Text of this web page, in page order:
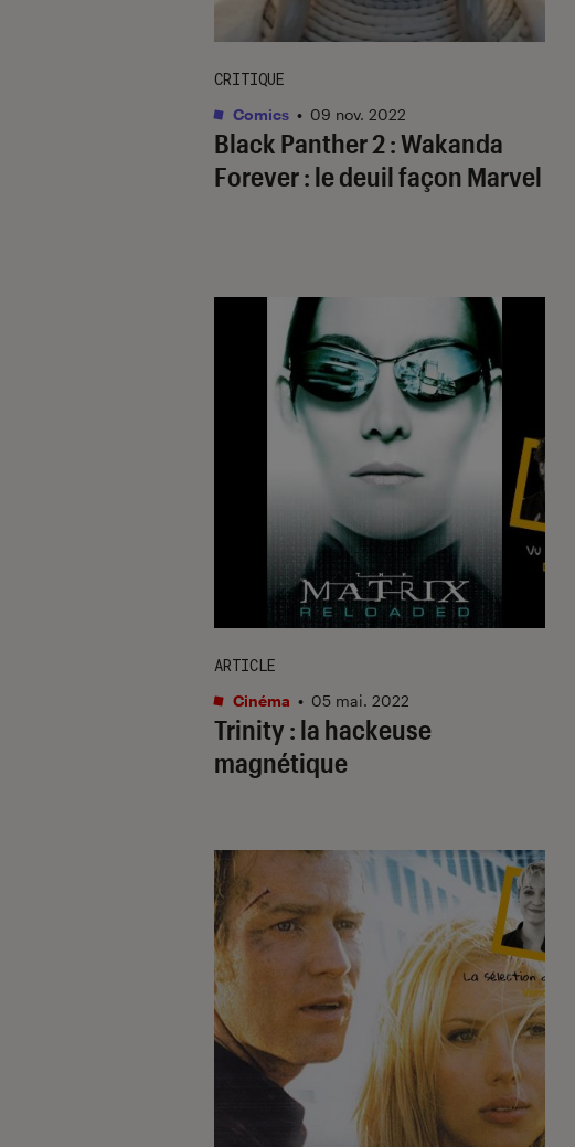
Black Panther 2 : Wakanda
Forever: le deuil façon Marvel
CRITIQUE
Comics • 09 nov. 2022
Trinity : la hackeuse
magnétique
ARTICLE
Cinéma • 05 mai. 2022